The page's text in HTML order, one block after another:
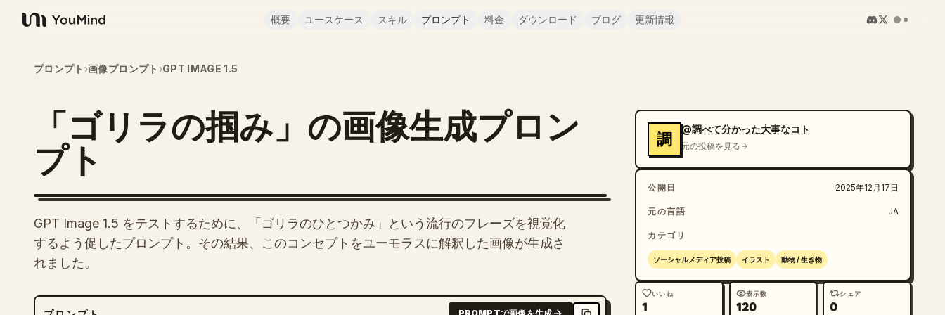
YouMind
概要 ユースケース スキル プロンプト 料金 ダウンロード ブログ 更新情報
プロンプト ›画像プロンプト ›GPT IMAGE 1.5
「ゴリラの掴み」の画像生成プロン
プト
GPT Image 1.5 をテストするために、「ゴリラのひとつかみ」という流行のフレーズを視覚化
するよう促したプロンプト。その結果、このコンセプトをユーモラスに解釈した画像が生成さ
れました。
調
@調べて分かった大事なコト
元の投稿を見る
公開日 2025年12月17日
元の言語 JA
カテゴリ
ソーシャルメディア投稿 イラスト 動物 / 生き物
いいね
1
表示数
120
シェア
0